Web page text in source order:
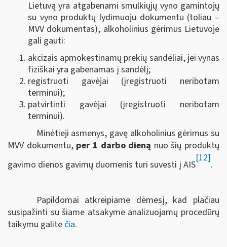
Lietuvą yra atgabenami smulkiųjų vyno gamintojų
su vyno produktų lydimuoju dokumentu (toliau –
MVV dokumentas), alkoholinius gėrimus Lietuvoje
gali gauti:
akcizais apmokestinamų prekių sandėliai, jei vynas
fiziškai yra gabenamas į sandėlį;
registruoti gavėjai (įregistruoti neribotam
terminui);
patvirtinti gavėjai (įregistruoti neribotam
terminui).
Minėtieji asmenys, gavę alkoholinius gėrimus su
MVV dokumentu, per 1 darbo dieną nuo šių produktų
gavimo dienos gavimų duomenis turi suvesti į AIS
[12]
.
Papildomai atkreipiame dėmesį, kad plačiau
susipažinti su šiame atsakyme analizuojamų procedūrų
taikymu galite čia.